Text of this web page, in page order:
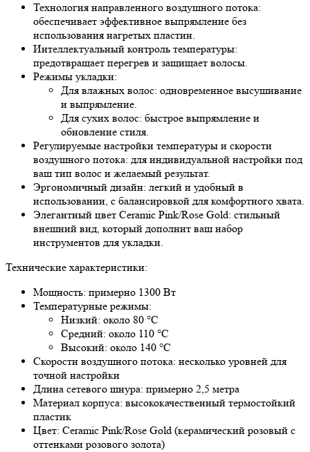
Технология направленного воздушного потока:
обеспечивает эффективное выпрямление без
использования нагретых пластин.
Интеллектуальный контроль температуры:
предотвращает перегрев и защищает волосы.
Режимы укладки:
Для влажных волос: одновременное высушивание
и выпрямление.
Для сухих волос: быстрое выпрямление и
обновление стиля.
Регулируемые настройки температуры и скорости
воздушного потока: для индивидуальной настройки под
ваш тип волос и желаемый результат.
Эргономичный дизайн: легкий и удобный в
использовании, с балансировкой для комфортного хвата.
Элегантный цвет Ceramic Pink/Rose Gold: стильный
внешний вид, который дополнит ваш набор
инструментов для укладки.
Технические характеристики:
Мощность: примерно 1300 Вт
Температурные режимы:
Низкий: около 80 °C
Средний: около 110 °C
Высокий: около 140 °C
Скорости воздушного потока: несколько уровней для
точной настройки
Длина сетевого шнура: примерно 2,5 метра
Материал корпуса: высококачественный термостойкий
пластик
Цвет: Ceramic Pink/Rose Gold (керамический розовый с
оттенками розового золота)